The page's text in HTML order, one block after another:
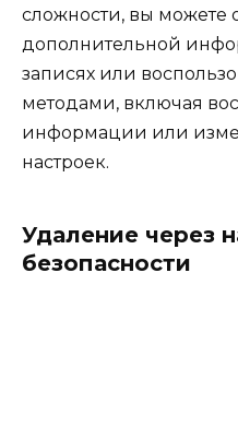
сложности, вы можете
дополнительной
записях или
методами, включая
информации или
настроек.
Удаление через
безопасности